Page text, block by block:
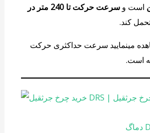
است و سرعت حرکت تا
240 متر در
تحمل کند.
مینمایید سرعت حداکثری حرکت
است.